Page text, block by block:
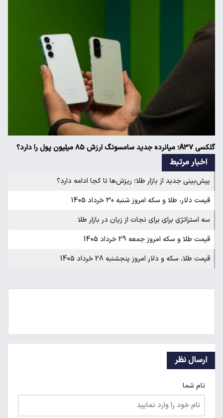
گلکسی A۳۷؛ میانرده جدید سامسونگ ارزش ۸۵ میلیون پول را دارد؟
اخبار مرتبط
پیش‌بینی جدید از بازار طلا؛ ریزش‌ها تا کجا ادامه دارد؟
قیمت دلار، طلا و سکه امروز شنبه 30 خرداد 1405
سه استراتژی برای برای نجات از زیان در بازار طلا
قیمت طلا و سکه امروز جمعه 29 خرداد 1405
قیمت طلا، سکه و دلار امروز پنجشنبه 28 خرداد 1405
ارسال نظر
نام شما